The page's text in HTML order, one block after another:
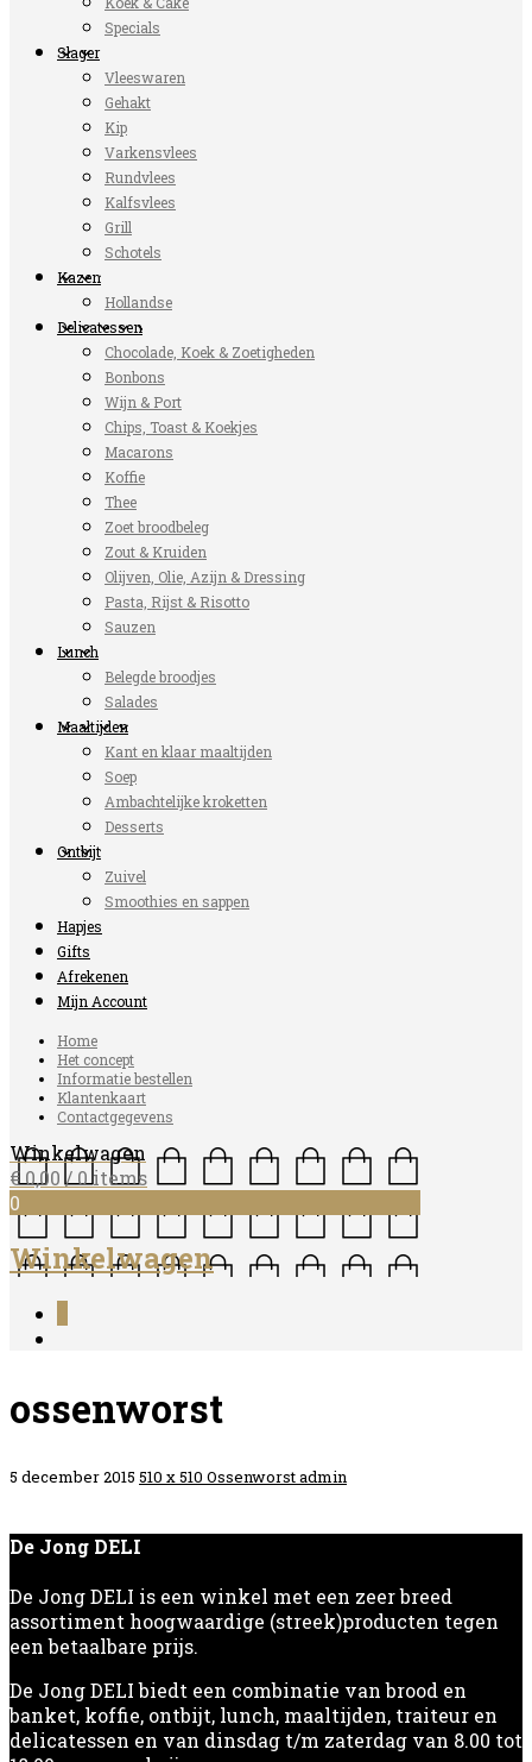
Specials
Slager
Vleeswaren
Gehakt
Kip
Varkensvlees
Rundvlees
Kalfsvlees
Grill
Schotels
Kazen
Hollandse
Delicatessen
Chocolade, Koek & Zoetigheden
Bonbons
Wijn & Port
Chips, Toast & Koekjes
Macarons
Koffie
Thee
Zoet broodbeleg
Zout & Kruiden
Olijven, Olie, Azijn & Dressing
Pasta, Rijst & Risotto
Sauzen
Lunch
Belegde broodjes
Salades
Maaltijden
Kant en klaar maaltijden
Soep
Ambachtelijke kroketten
Desserts
Ontbijt
Zuivel
Smoothies en sappen
Hapjes
Gifts
Afrekenen
Mijn Account
Home
Het concept
Informatie bestellen
Klantenkaart
Contactgegevens
Winkelwagen
€0,00 / 0 items
0
Winkelwagen
ossenworst
5 december 2015 510 x 510 Ossenworstadmin
De Jong DELI
De Jong DELI is een winkel met een zeer breed
assortiment hoogwaardige (streek)producten tegen
een betaalbare prijs.
De Jong DELI biedt een combinatie van brood en
banket, koffie, ontbijt, lunch, maaltijden, traiteur en
delicatessen en van dinsdag t/m zaterdag van 8.00 tot